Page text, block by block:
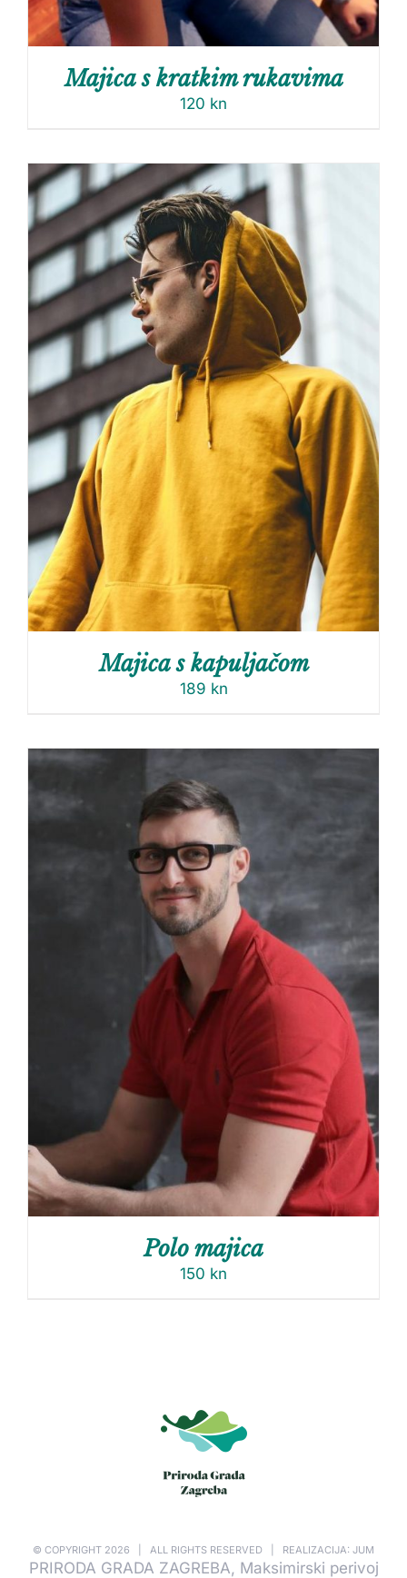
Majica s kratkim rukavima
120 kn
Majica s kapuljačom
189 kn
Polo majica
150 kn
© COPYRIGHT 2026 | ALL RIGHTS RESERVED | REALIZACIJA: JUM
PRIRODA GRADA ZAGREBA, Maksimirski perivoj